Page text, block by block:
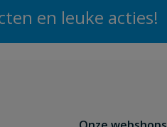
en leuke acties!